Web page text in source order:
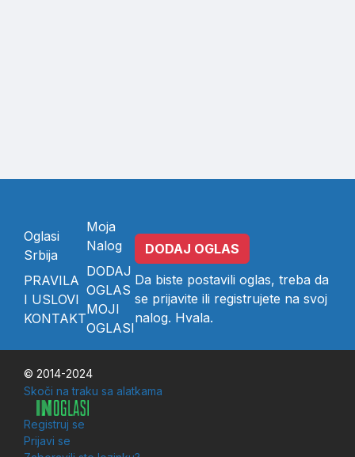
Oglasi
Srbija
PRAVILA
I USLOVI
KONTAKT
Moja
Nalog
DODAJ
OGLAS
MOJI
OGLASI
DODAJ OGLAS
Da biste postavili oglas, treba da
se prijavite ili registrujete na svoj
nalog. Hvala.
© 2014-2024
Skoči na traku sa alatkama
Registruj se
Prijavi se